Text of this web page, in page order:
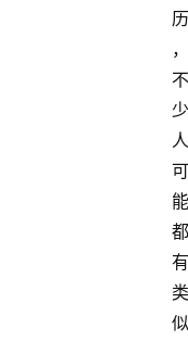
历
，
不
少
人
可
能
都
有
类
似